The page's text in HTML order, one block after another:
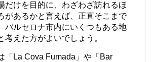
だけを目的に、わざわざ訪れるほ
があるかと言えば、正直そこまで
バルセロナ市内にいくつもある地
考えた方がよいでしょう。
「La Cova Fumada」や「Bar